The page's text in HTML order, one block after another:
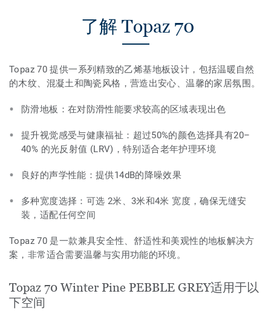
了解 Topaz 70
Topaz 70 提供一系列精致的乙烯基地板设计，包括温暖自然
的木纹、混凝土和陶瓷风格，营造出安心、温馨的家居氛围。
防滑地板：在对防滑性能要求较高的区域表现出色
提升视觉感受与健康福祉：超过50%的颜色选择具有20–
40% 的光反射值 (LRV)，特别适合老年护理环境
良好的声学性能：提供14dB的降噪效果
多种宽度选择：可选 2米、3米和4米 宽度，确保无缝安
装，适配任何空间
Topaz 70 是一款兼具安全性、舒适性和美观性的地板解决方
案，非常适合需要温馨与实用功能的环境。
Topaz 70 Winter Pine PEBBLE GREY适用于以
下空间